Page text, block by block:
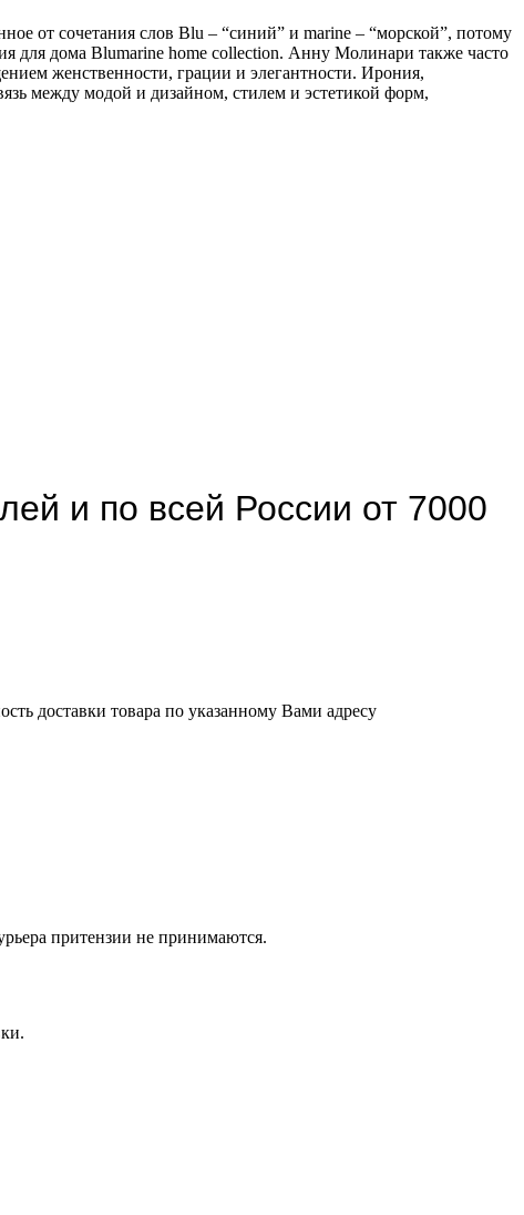
от сочетания слов Blu – “синий” и marine – “морской”, потому
для дома Blumarine home collection. Анну Молинари также часто
женственности, грации и элегантности. Ирония,
между модой и дизайном, стилем и эстетикой форм,
и по всей России от 7000
доставки товара по указанному Вами адресу
притензии не принимаются.